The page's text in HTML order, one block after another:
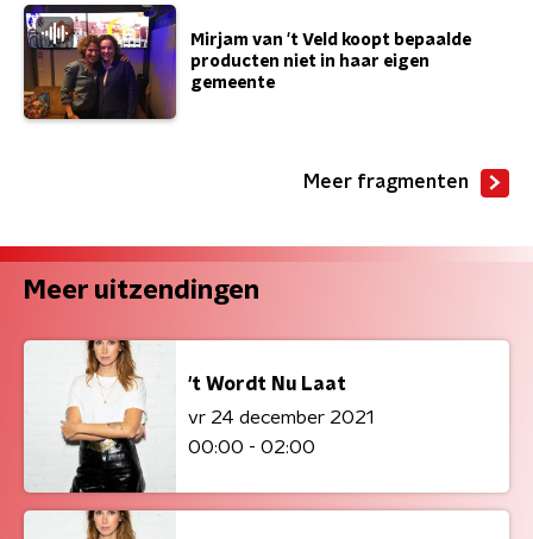
Mirjam van 't Veld koopt bepaalde
producten niet in haar eigen
gemeente
Meer fragmenten
Meer uitzendingen
't Wordt Nu Laat
vr 24 december 2021
00:00 - 02:00